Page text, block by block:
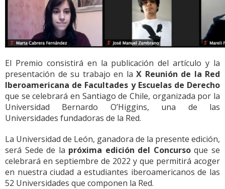
El Premio consistirá en la publicación del artículo y la
presentación de su trabajo en la X Reunión de la Red
Iberoamericana de Facultades y Escuelas de Derecho
que se celebrará en Santiago de Chile, organizada por la
Universidad Bernardo O’Higgins, una de las
Universidades fundadoras de la Red.
La Universidad de León, ganadora de la presente edición,
será Sede de la próxima edición del Concursoque se
celebrará en septiembre de 2022 y que permitirá acoger
en nuestra ciudad a estudiantes iberoamericanos de las
52 Universidades que componen la Red.